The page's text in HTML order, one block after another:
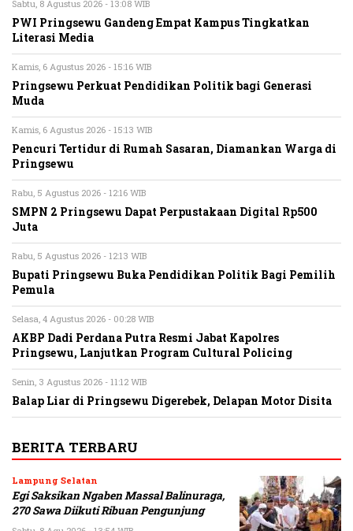
Sabtu, 8 Agustus 2026 - 13:08 WIB
PWI Pringsewu Gandeng Empat Kampus Tingkatkan
Literasi Media
Kamis, 6 Agustus 2026 - 15:16 WIB
Pringsewu Perkuat Pendidikan Politik bagi Generasi
Muda
Kamis, 6 Agustus 2026 - 15:13 WIB
Pencuri Tertidur di Rumah Sasaran, Diamankan Warga di
Pringsewu
Rabu, 5 Agustus 2026 - 12:16 WIB
SMPN 2 Pringsewu Dapat Perpustakaan Digital Rp500
Juta
Rabu, 5 Agustus 2026 - 12:13 WIB
Bupati Pringsewu Buka Pendidikan Politik Bagi Pemilih
Pemula
Selasa, 4 Agustus 2026 - 00:28 WIB
AKBP Dadi Perdana Putra Resmi Jabat Kapolres
Pringsewu, Lanjutkan Program Cultural Policing
Senin, 3 Agustus 2026 - 11:12 WIB
Balap Liar di Pringsewu Digerebek, Delapan Motor Disita
BERITA TERBARU
Lampung Selatan
Egi Saksikan Ngaben Massal Balinuraga,
270 Sawa Diikuti Ribuan Pengunjung